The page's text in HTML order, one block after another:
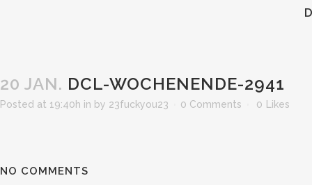
20 JAN. DCL-WOCHENENDE-2941
Posted at 19:40h in by 23fuckyou23 0 Comments 0 Likes
NO COMMENTS